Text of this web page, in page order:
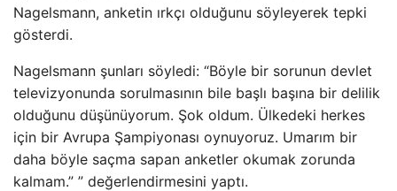
Nagelsmann, anketin ırkçı olduğunu söyleyerek tepki
gösterdi.
Nagelsmann şunları söyledi: “Böyle bir sorunun devlet
televizyonunda sorulmasının bile başlı başına bir delilik
olduğunu düşünüyorum. Şok oldum. Ülkedeki herkes
için bir Avrupa Şampiyonası oynuyoruz. Umarım bir
daha böyle saçma sapan anketler okumak zorunda
kalmam.” ” değerlendirmesini yaptı.